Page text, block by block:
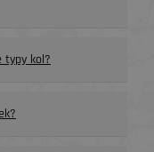
typy kol?